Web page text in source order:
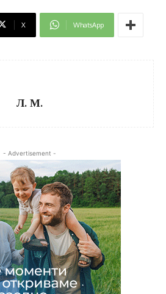
X WhatsApp
Л. М.
- Advertisement -